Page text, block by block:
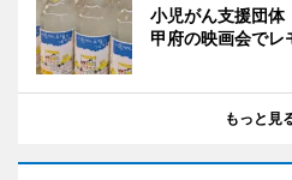
小児がん支援団
甲府の映画会でレ
もっと見